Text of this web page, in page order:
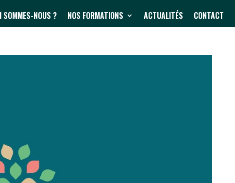
SOMMES-NOUS ? NOS FORMATIONS ACTUALITÉS CONTACT